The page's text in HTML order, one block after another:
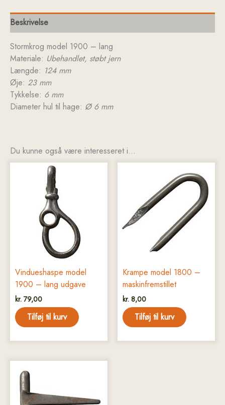
Beskrivelse
Stormkrog model 1900 – lang
Materiale: Ubehandlet, støbt jern
Længde: 124 mm
Øje: 23 mm
Tykkelse: 6 mm
Diameter hul til hage: Ø 6 mm
Du kunne også være interesseret i…
Vindueshaspe model
1900 – lang udgave
kr. 79,00
Tilføj til kurv
Krampe model 1800 –
maskinfremstillet
kr. 8,00
Tilføj til kurv